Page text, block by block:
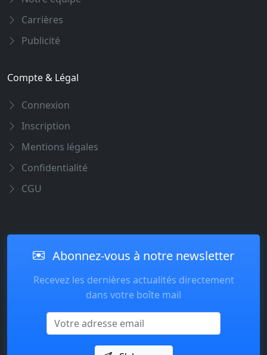
Carrières
Publicité
Compte & Légal
Connexion
Inscription
Mentions légales
Confidentialité
CGU
Abonnez-vous à notre newsletter
Recevez les dernières actualités directement
dans votre boîte mail
Email